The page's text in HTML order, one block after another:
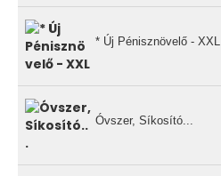
* Új Pénisznövelő - XXL
Óvszer, Síkosító...